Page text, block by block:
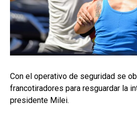
Con el operativo de seguridad se
francotiradores para resguardar la
presidente Milei.